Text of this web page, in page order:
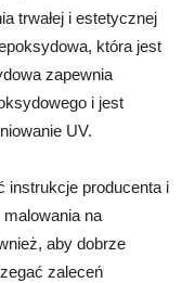
trwałej i estetycznej
która jest
zapewnia
i jest
UV.
instrukcje producenta i
na
aby dobrze
zaleceń